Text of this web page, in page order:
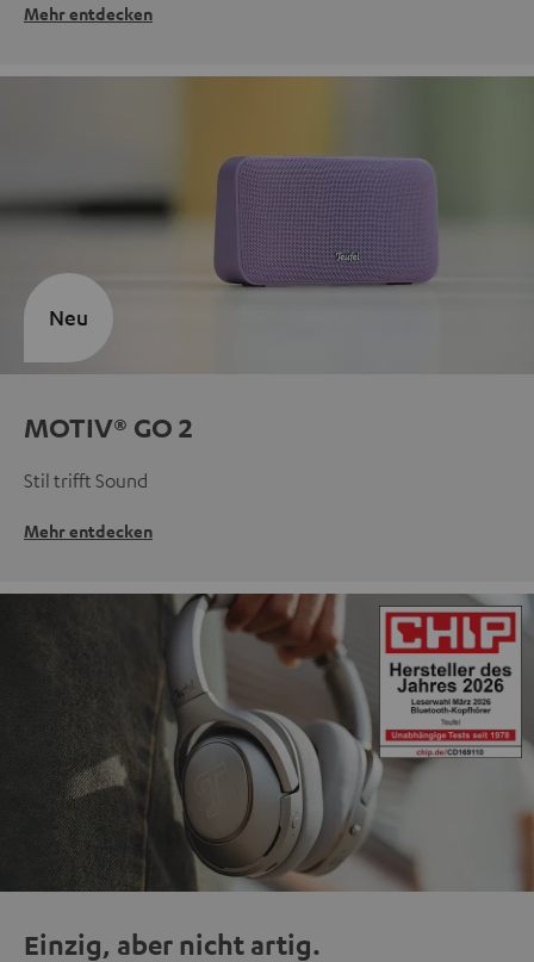
Mehr entdecken
MOTIV® GO 2
Stil trifft Sound
Mehr entdecken
Neu
Einzig, aber nicht artig.